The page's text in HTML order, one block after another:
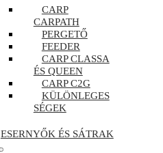
CARP
CARPATH
PERGETŐ
FEEDER
CARP CLASSA
ÉS QUEEN
CARP C2G
KÜLÖNLEGES
SÉGEK
ESERNYŐK ÉS SÁTRAK